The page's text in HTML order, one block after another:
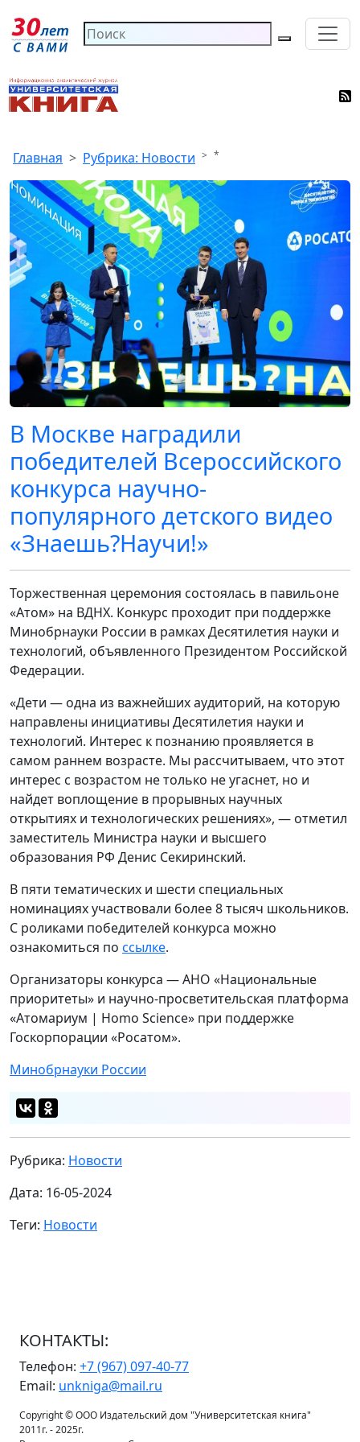
Главная Рубрика: Новости *
В Москве наградили
победителей Всероссийского
конкурса научно-
популярного детского видео
«Знаешь?Научи!»
Торжественная церемония состоялась в павильоне
«Атом» на ВДНХ. Конкурс проходит при поддержке
Минобрнауки России в рамках Десятилетия науки и
технологий, объявленного Президентом Российской
Федерации.
«Дети — одна из важнейших аудиторий, на которую
направлены инициативы Десятилетия науки и
технологий. Интерес к познанию проявляется в
самом раннем возрасте. Мы рассчитываем, что этот
интерес с возрастом не только не угаснет, но и
найдет воплощение в прорывных научных
открытиях и технологических решениях», — отметил
заместитель Министра науки и высшего
образования РФ Денис Секиринский.
В пяти тематических и шести специальных
номинациях участвовали более 8 тысяч школьников.
С роликами победителей конкурса можно
ознакомиться по ссылке.
Организаторы конкурса — АНО «Национальные
приоритеты» и научно-просветительская платформа
«Атомариум | Homo Science» при поддержке
Госкорпорации «Росатом».
Минобрнауки России
Рубрика: Новости
Дата: 16-05-2024
Теги: Новости
КОНТАКТЫ:
Телефон: +7 (967) 097-40-77
Email: unkniga@mail.ru
Copyright © ООО Издательский дом "Университетская книга"
2011г. - 2025г.